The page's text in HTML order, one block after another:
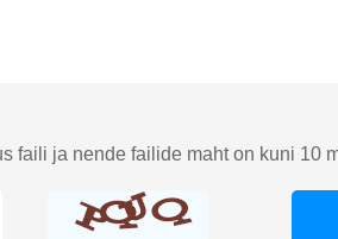
faili ja nende failide maht on kuni 10